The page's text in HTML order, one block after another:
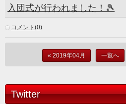
入団式が行われました！🎾
コメント(0)
« 2019年04月 一覧へ
Twitter